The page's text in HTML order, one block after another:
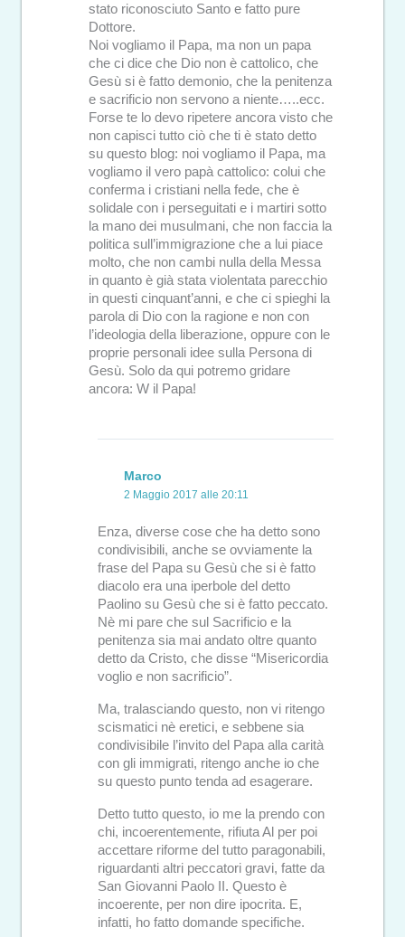
stato riconosciuto Santo e fatto pure
Dottore.
Noi vogliamo il Papa, ma non un papa
che ci dice che Dio non è cattolico, che
Gesù si è fatto demonio, che la penitenza
e sacrificio non servono a niente…..ecc.
Forse te lo devo ripetere ancora visto che
non capisci tutto ciò che ti è stato detto
su questo blog: noi vogliamo il Papa, ma
vogliamo il vero papà cattolico: colui che
conferma i cristiani nella fede, che è
solidale con i perseguitati e i martiri sotto
la mano dei musulmani, che non faccia la
politica sull’immigrazione che a lui piace
molto, che non cambi nulla della Messa
in quanto è già stata violentata parecchio
in questi cinquant’anni, e che ci spieghi la
parola di Dio con la ragione e non con
l’ideologia della liberazione, oppure con le
proprie personali idee sulla Persona di
Gesù. Solo da qui potremo gridare
ancora: W il Papa!
Marco
2 Maggio 2017 alle 20:11
Enza, diverse cose che ha detto sono
condivisibili, anche se ovviamente la
frase del Papa su Gesù che si è fatto
diacolo era una iperbole del detto
Paolino su Gesù che si è fatto peccato.
Nè mi pare che sul Sacrificio e la
penitenza sia mai andato oltre quanto
detto da Cristo, che disse “Misericordia
voglio e non sacrificio”.
Ma, tralasciando questo, non vi ritengo
scismatici nè eretici, e sebbene sia
condivisibile l’invito del Papa alla carità
con gli immigrati, ritengo anche io che
su questo punto tenda ad esagerare.
Detto tutto questo, io me la prendo con
chi, incoerentemente, rifiuta Al per poi
accettare riforme del tutto paragonabili,
riguardanti altri peccatori gravi, fatte da
San Giovanni Paolo II. Questo è
incoerente, per non dire ipocrita. E,
infatti, ho fatto domande specifiche.